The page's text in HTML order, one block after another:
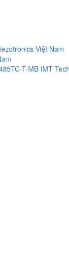
Việt Nam
T-MB IMT